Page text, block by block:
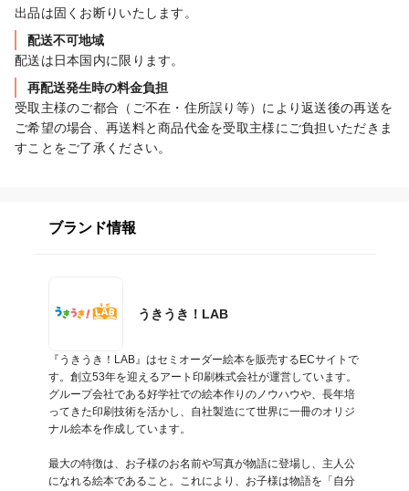
出品は固くお断りいたします。
配送不可地域
配送は日本国内に限ります。
再配送発生時の料金負担
受取主様のご都合（ご不在・住所誤り等）により返送後の再送を
ご希望の場合、再送料と商品代金を受取主様にご負担いただきま
すことをご了承ください。
ブランド情報
うきうき！LAB
『うきうき！LAB』はセミオーダー絵本を販売するECサイトで
す。創立53年を迎えるアート印刷株式会社が運営しています。
グループ会社である好学社での絵本作りのノウハウや、長年培
ってきた印刷技術を活かし、自社製造にて世界に一冊のオリジ
ナル絵本を作成しています。
最大の特徴は、お子様のお名前や写真が物語に登場し、主人公
になれる絵本であること。これにより、お子様は物語を「自分